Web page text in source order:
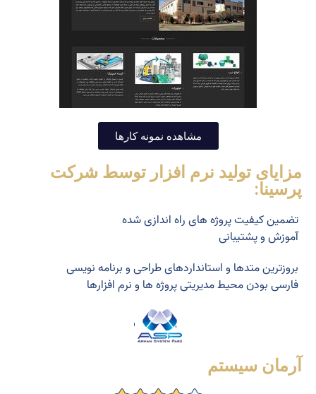
مشاهده نمونه کارها
مزایای تولید نرم افزار توسط شرکت
پرسینا:
تضمین کیفیت پروژه های راه اندازی شده
آموزش و پشتیبانی
بروزترین متدها و استانداردهای طراحی و برنامه نویسی
فارسی بودن محیط مدیریتی پروژه ها و نرم افزارها
آرمان سیستم